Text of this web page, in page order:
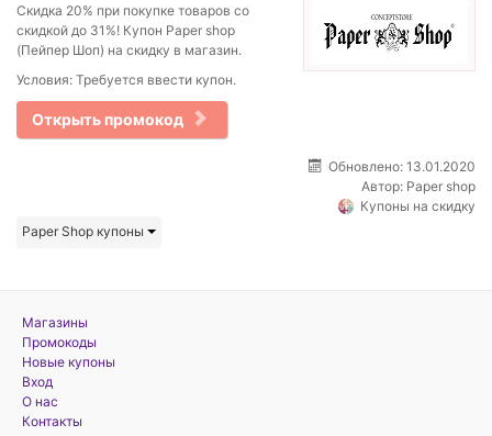
Скидка 20% при покупке товаров со
скидкой до 31%! Купон Paper shop
(Пейпер Шоп) на скидку в магазин.
Условия: Требуется ввести купон.
Открыть промокод
Обновлено: 13.01.2020
Автор: Paper shop
Купоны на скидку
Paper Shop купоны
Магазины
Промокоды
Новые купоны
Вход
О нас
Контакты